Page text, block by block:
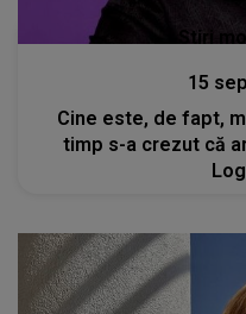
Stiri
15
Cine este, de fapt,
timp s-a crezut că